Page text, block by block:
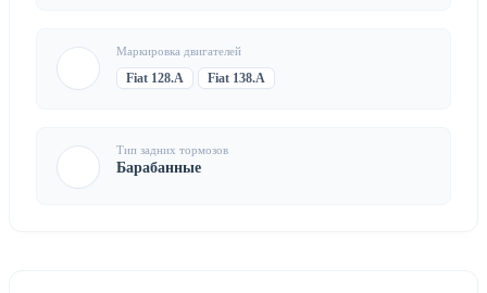
Маркировка двигателей
Fiat 128.A Fiat 138.A
Тип задних тормозов
Барабанные